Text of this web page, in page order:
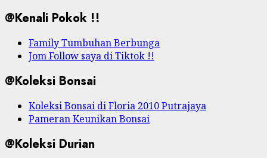
@Kenali Pokok !!
Family Tumbuhan Berbunga
Jom Follow saya di Tiktok !!
@Koleksi Bonsai
Koleksi Bonsai di Floria 2010 Putrajaya
Pameran Keunikan Bonsai
@Koleksi Durian